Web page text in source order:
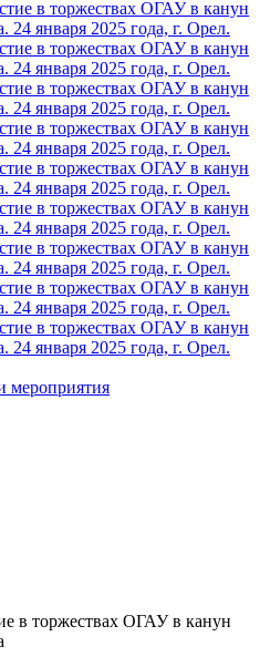
мероприятия
в торжествах ОГАУ в канун